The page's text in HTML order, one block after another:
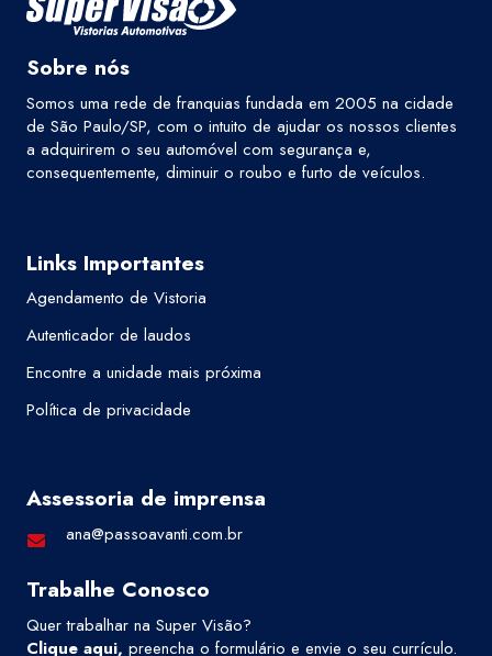
Sobre nós
Somos uma rede de franquias fundada em 2005 na cidade
de São Paulo/SP, com o intuito de ajudar os nossos clientes
a adquirirem o seu automóvel com segurança e,
consequentemente, diminuir o roubo e furto de veículos.
Links Importantes
Agendamento de Vistoria
Autenticador de laudos
Encontre a unidade mais próxima
Política de privacidade
Assessoria de imprensa
ana@passoavanti.com.br
Trabalhe Conosco
Quer trabalhar na Super Visão?
Clique aqui, preencha o formulário e envie o seu currículo.